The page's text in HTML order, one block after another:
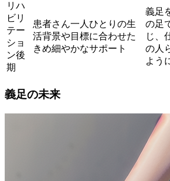
リハ
ビリ
テー
ショ
ン後
期
患者さん一人ひとりの生
活背景や目標に合わせた
きめ細やかなサポート
義足
の足
じ、
の人
よう
義足の未来